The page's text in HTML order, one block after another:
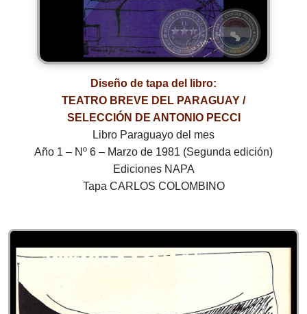
Diseño de tapa del libro:
TEATRO BREVE DEL PARAGUAY /
SELECCIÓN DE ANTONIO PECCI
Libro Paraguayo del mes
Año 1 – Nº 6 – Marzo de 1981 (Segunda edición)
Ediciones NAPA
Tapa CARLOS COLOMBINO